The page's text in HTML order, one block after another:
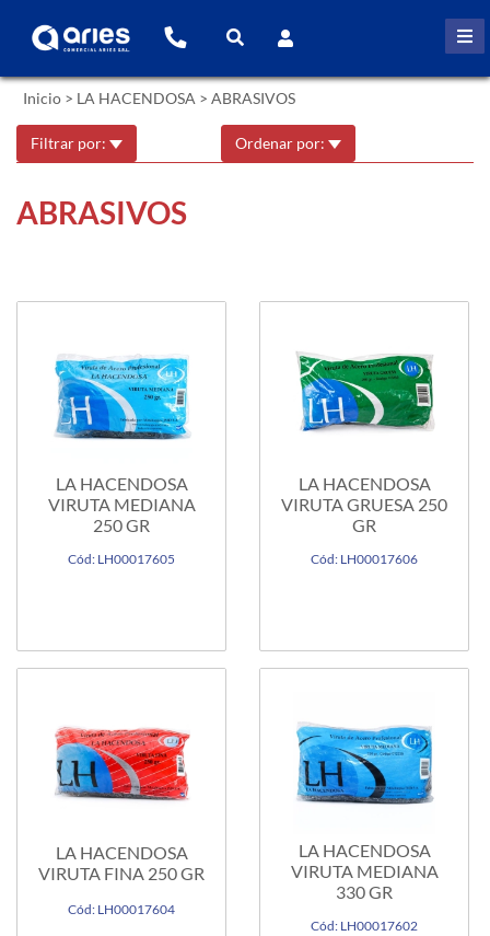
Inicio > LA HACENDOSA > ABRASIVOS
Filtrar por: Ordenar por:
ABRASIVOS
LA HACENDOSA
VIRUTA MEDIANA
250 GR
Cód: LH00017605
LA HACENDOSA
VIRUTA GRUESA 250
GR
Cód: LH00017606
LA HACENDOSA
VIRUTA FINA 250 GR
Cód: LH00017604
LA HACENDOSA
VIRUTA MEDIANA
330 GR
Cód: LH00017602